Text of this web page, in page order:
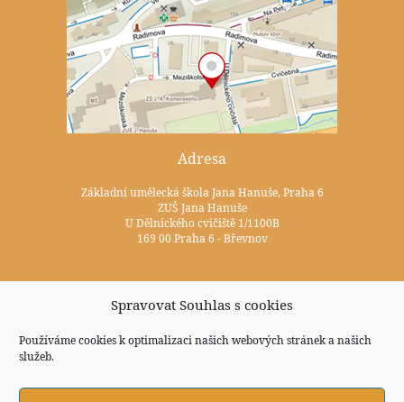
Spravovat Souhlas s cookies
Používáme cookies k optimalizaci našich webových stránek a našich
služeb.
Adresa
Základní umělecká škola Jana Hanuše, Praha 6
ZUŠ Jana Hanuše
U Dělnického cvičiště 1/1100B
169 00 Praha 6 - Břevnov